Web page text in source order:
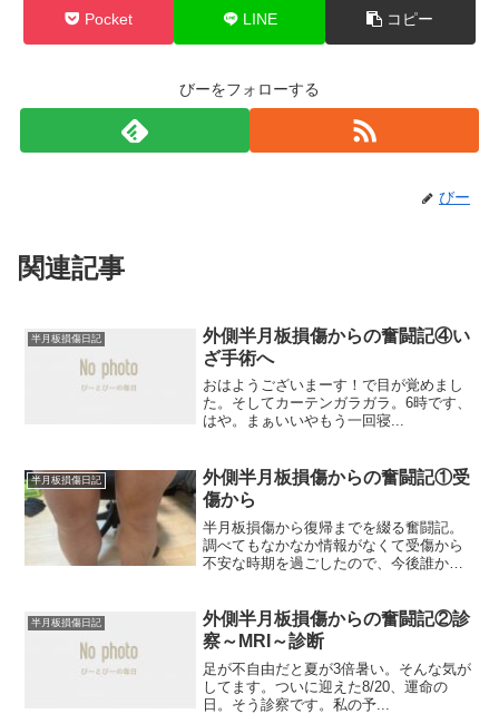
Pocket LINE コピー
びーをフォローする
びー
関連記事
半月板損傷日記
外側半月板損傷からの奮闘記④い
ざ手術へ
おはようございまーす！で目が覚めまし
た。そしてカーテンガラガラ。6時です、
はや。まぁいいやもう一回寝...
半月板損傷日記
外側半月板損傷からの奮闘記①受
傷から
半月板損傷から復帰までを綴る奮闘記。
調べてもなかなか情報がなくて受傷から
不安な時期を過ごしたので、今後誰かの
術、入院生活、お金のことも赤裸々に書
いています。
半月板損傷日記
外側半月板損傷からの奮闘記②診
察～MRI～診断
足が不自由だと夏が3倍暑い。そんな気が
してます。ついに迎えた8/20、運命の
日。そう診察です。私の予...